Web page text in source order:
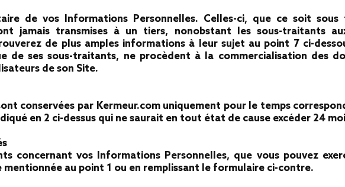
de vos Informations Personnelles. Celles-ci, que ce soit sous
jamais transmises à un tiers, nonobstant les sous-traitants
de plus amples informations à leur sujet au point 7 ci-
de ses sous-traitants, ne procèdent à la commercialisation des
de son Site.
conservées par Kermeur.com uniquement pour le temps
en 2 ci-dessus qui ne saurait en tout état de cause excéder 24
concernant vos Informations Personnelles, que vous pouvez
mentionnée au point 1 ou en remplissant le formulaire ci-contre.